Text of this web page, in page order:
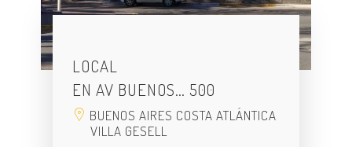
LOCAL
EN AV BUENOS… 500
BUENOS AIRES COSTA ATLÁNTICA
VILLA GESELL